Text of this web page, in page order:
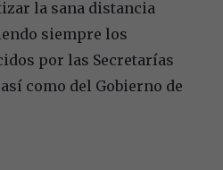
la sana distancia
siempre los
por las Secretarías
como del Gobierno de